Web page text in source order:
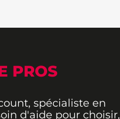
PROS
spécialiste en
d'aide pour choisir,